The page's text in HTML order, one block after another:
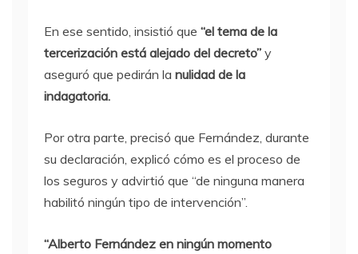
En ese sentido, insistió que “el tema de la
tercerización está alejado del decreto” y
aseguró que pedirán la nulidad de la
indagatoria.
Por otra parte, precisó que Fernández, durante
su declaración, explicó cómo es el proceso de
los seguros y advirtió que “de ninguna manera
habilitó ningún tipo de intervención”.
“Alberto Fernández en ningún momento